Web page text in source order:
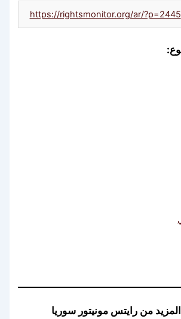
https://rightsmonitor.org/ar/?p=2445
من رايتس مونيتور سوريا